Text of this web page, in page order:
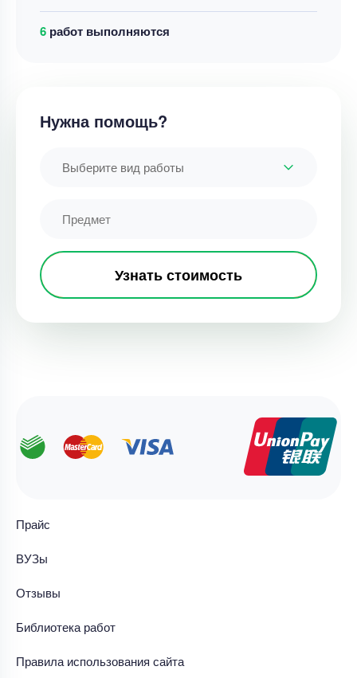
8 работ выполняются
Нужна помощь?
Выберите вид работы
Узнать стоимость
Прайс
ВУЗы
Отзывы
Библиотека работ
Правила использования сайта